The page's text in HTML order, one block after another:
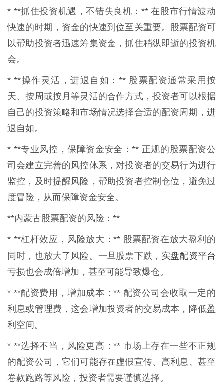
* **抓住投资机遇，不错失良机：** 在股市行情波动
快速的时期，资金的快速到位至关重要。股票配资可
以帮助投资者迅速筹集资金，抓住稍纵即逝的投资机
会。
* **操作灵活，进退自如：** 股票配资通常采用按
天、按周或按月等灵活的合作方式，投资者可以根据
自己的投资策略和市场情况选择合适的配资周期，进
退自如。
* **专业风控，保障资金安全：** 正规的股票配资公
司会建立完善的风控体系，对投资者的交易行为进行
监控，及时提醒风险，帮助投资者控制仓位，避免过
度冒险，从而保障资金安全。
**内蒙古股票配资的风险：**
* **杠杆效应，风险放大：** 股票配资在放大盈利的
同时，也放大了风险。一旦股票下跌， 实盘配资平台
亏损也会成倍增加，甚至可能导致爆仓。
* **配资费用，增加成本：** 配资公司会收取一定的
利息或管理费，这会增加投资者的交易成本，降低盈
利空间。
* **选择不当，风险更高：** 市场上存在一些不正规
的配资公司，它们可能存在虚假宣传、高利息、甚至
卷款跑路等风险，投资者需要谨慎选择。